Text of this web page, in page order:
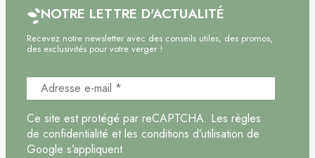
NOTRE LETTRE D'ACTUALITÉ
Recevez notre newsletter avec des conseils utiles, des promos,
des exclusivités pour votre verger !
Ce site est protégé par reCAPTCHA. Les règles
de confidentialité et les conditions d’utilisation de
Google s’appliquent